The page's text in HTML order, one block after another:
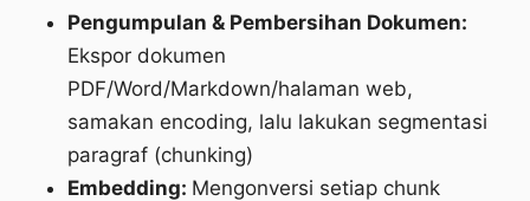
Pengumpulan & Pembersihan Dokumen:
Ekspor dokumen
PDF/Word/Markdown/halaman web,
samakan encoding, lalu lakukan segmentasi
paragraf (chunking)
Embedding: Mengonversi setiap chunk